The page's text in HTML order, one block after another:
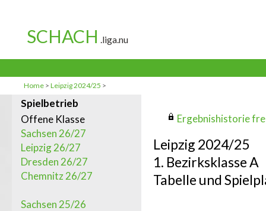
Home > Leipzig 2024/25 >
Spielbetrieb
Offene Klasse
Sachsen 26/27
Leipzig 26/27
Dresden 26/27
Chemnitz 26/27
Sachsen 25/26
Ergebnishistorie
Leipzig 2024/25
1. Bezirksklasse A
Tabelle und